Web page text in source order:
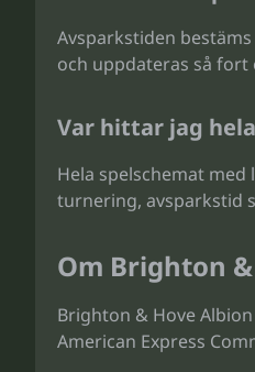
Avsparkstiden
och uppdateras så
Var hittar jag
Hela spelschemat
turnering, avsparkstid
Om Brighton
Brighton & Hove
American Express